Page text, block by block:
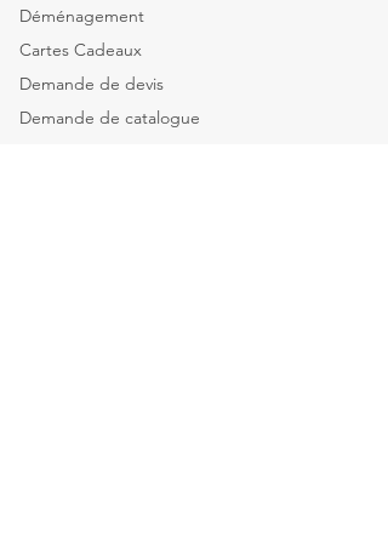
Déménagement
Cartes Cadeaux
Demande de devis
Demande de catalogue